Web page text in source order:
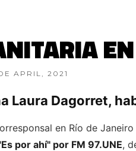
APRIL, 2021
Laura Dagorret,
en Río de
por ahí" por FM 97.UNE,